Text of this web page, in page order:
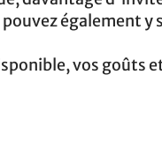
également y
vos goûts